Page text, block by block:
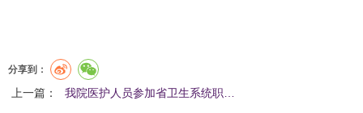
分享到：
上一篇： 我院医护人员参加省卫生系统职…